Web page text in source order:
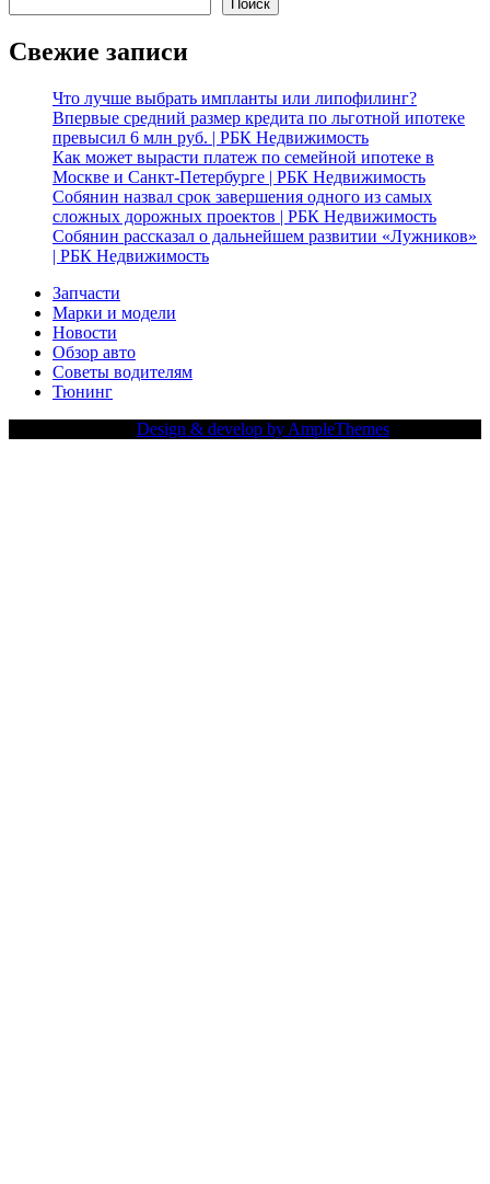
Поиск
Свежие записи
Что лучше выбрать импланты или липофилинг?
Впервые средний размер кредита по льготной ипотеке
превысил 6 млн руб. | РБК Недвижимость
Как может вырасти платеж по семейной ипотеке в
Москве и Санкт-Петербурге | РБК Недвижимость
Собянин назвал срок завершения одного из самых
сложных дорожных проектов | РБК Недвижимость
Собянин рассказал о дальнейшем развитии «Лужников»
| РБК Недвижимость
Запчасти
Марки и модели
Новости
Обзор авто
Советы водителям
Тюнинг
Design & develop by AmpleThemes